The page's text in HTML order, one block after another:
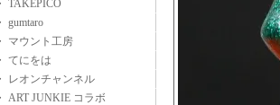
・ TAKEPICO
・ gumtaro
・ マウント工房
・ てにをは
・ レオンチャンネル
・ ART JUNKIE コラボ